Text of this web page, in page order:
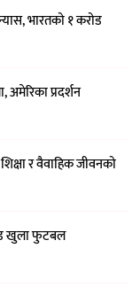
भारतको १ करोड
अमेरिका प्रदर्शन
र वैवाहिक जीवनको
खुला फुटबल